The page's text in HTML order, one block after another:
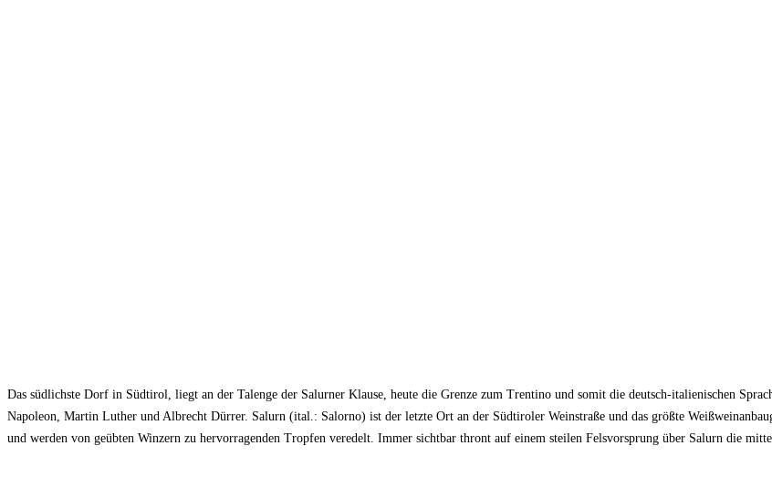
Das südlichste Dorf in Südtirol, liegt an der Talenge der Salurner Klause, heute die Grenze zum Trentino und somit die deutsch-italienischen
Napoleon, Martin Luther und Albrecht Dürrer. Salurn (ital.: Salorno) ist der letzte Ort an der Südtiroler Weinstraße und das größte
und werden von geübten Winzern zu hervorragenden Tropfen veredelt. Immer sichtbar thront auf einem steilen Felsvorsprung über Salurn die